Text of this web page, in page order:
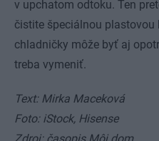
v upchatom odtoku. Ten
čistite špeciálnou plastovou
chladničky môže byť aj
treba vymeniť.
Text: Mirka Maceková
Foto: iStock, Hisense